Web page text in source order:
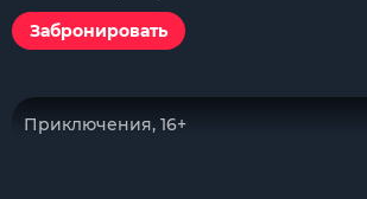
Забронировать
Приключения, 16+